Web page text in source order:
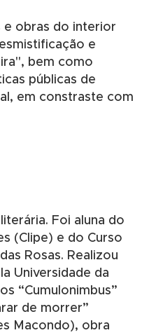
e obras do interior
e
bem como
públicas de
em constraste com
Foi aluna do
(Clipe) e do Curso
Rosas. Realizou
Universidade da
“Cumulonimbus”
de morrer”
Macondo), obra